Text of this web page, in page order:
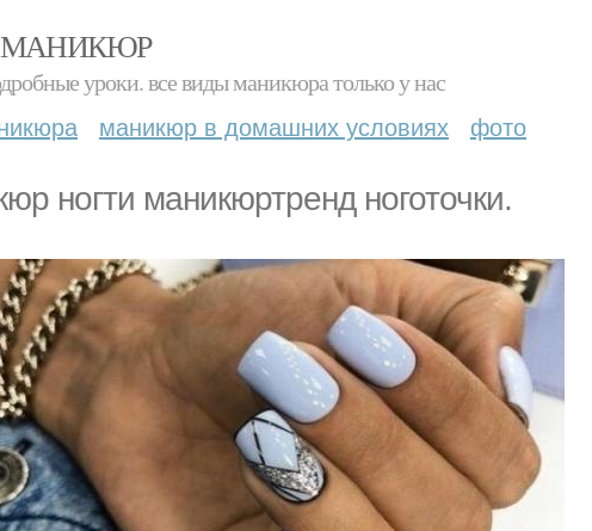
МАНИКЮР
уроки. все виды маникюра только у нас
маникюр в домашних условиях фото
ногти маникюртренд ноготочки.